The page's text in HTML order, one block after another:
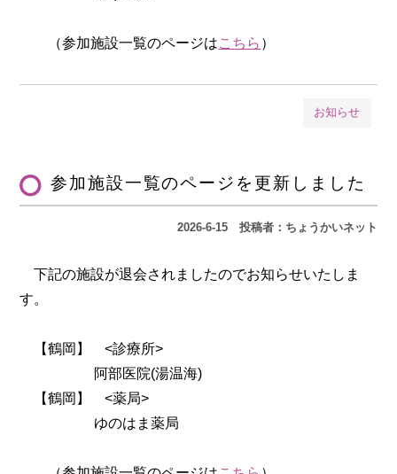
（参加施設一覧のページはこちら ）
お知らせ
参加施設一覧のページを更新しました
2026-6-15投稿者：ちょうかいネット
下記の施設が退会されましたのでお知らせいたしま
す。
【鶴岡】 <診療所>
阿部医院(湯温海)
【鶴岡】 <薬局>
ゆのはま薬局